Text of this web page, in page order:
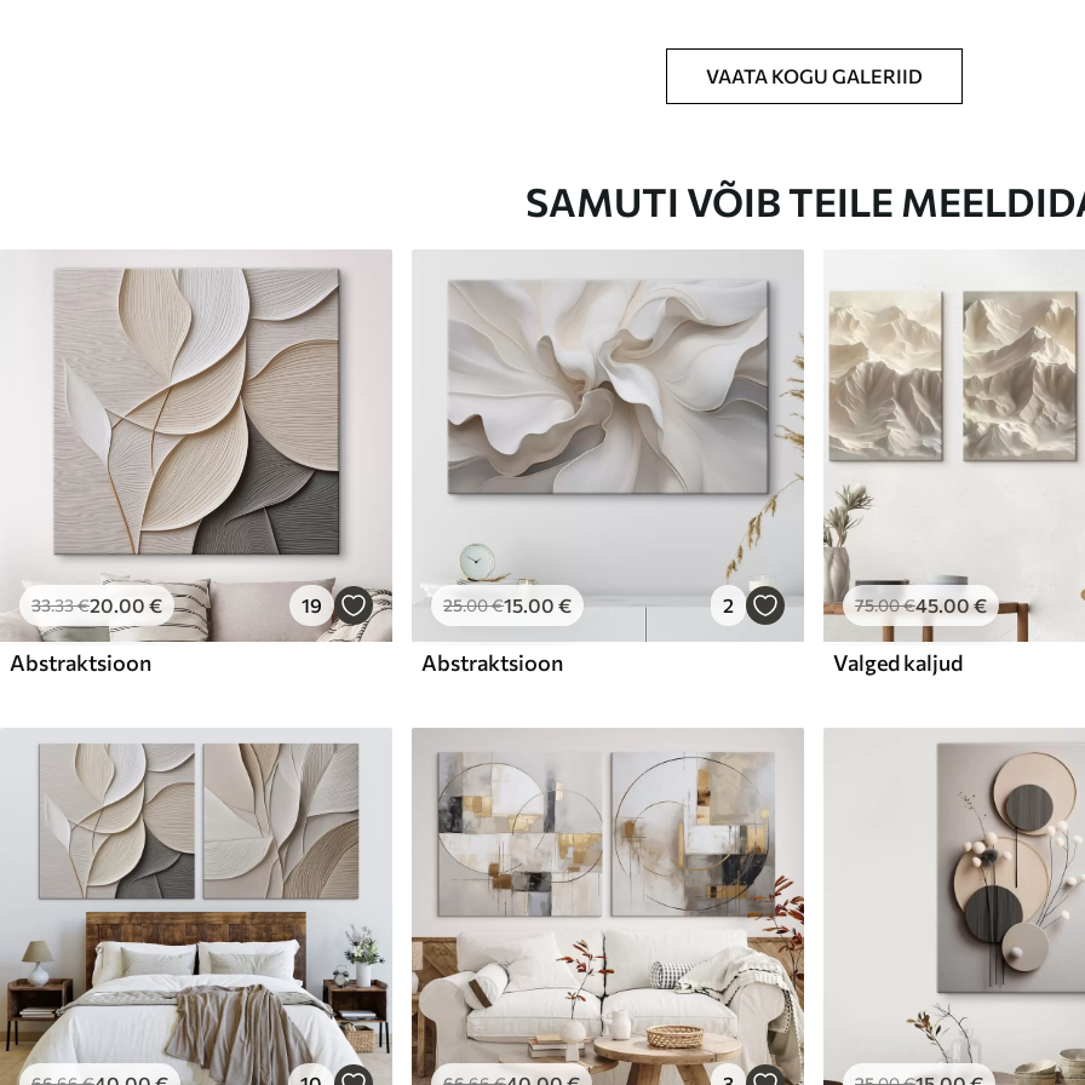
VAATA KOGU GALERIID
SAMUTI VÕIB TEILE
33.33€20.00 € 19
Abstraktsioon
25.00€15.00 € 2
Abstraktsioon
75.00€45.00€
Valged kaljud